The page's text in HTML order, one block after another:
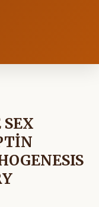
SEX